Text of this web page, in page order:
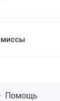
Помощь